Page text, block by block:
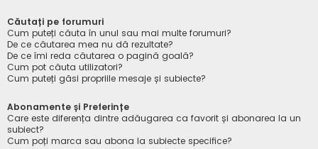
Căutați pe forumuri
Cum puteți căuta în unul sau mai multe forumuri?
De ce căutarea mea nu dă rezultate?
De ce îmi reda căutarea o pagină goală?
Cum pot căuta utilizatori?
Cum puteți găsi propriile mesaje și subiecte?
Abonamente și Preferințe
Care este diferența dintre adăugarea ca favorit și abonarea la un
subiect?
Cum poți marca sau abona la subiecte specifice?